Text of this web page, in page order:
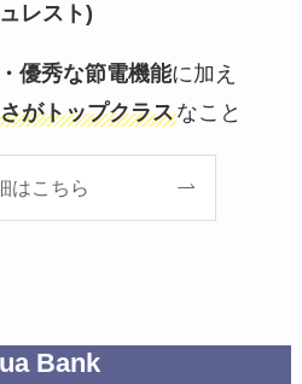
レスト)
優秀な節電機能に加え
がトップクラスなこと
はこちら
Bank